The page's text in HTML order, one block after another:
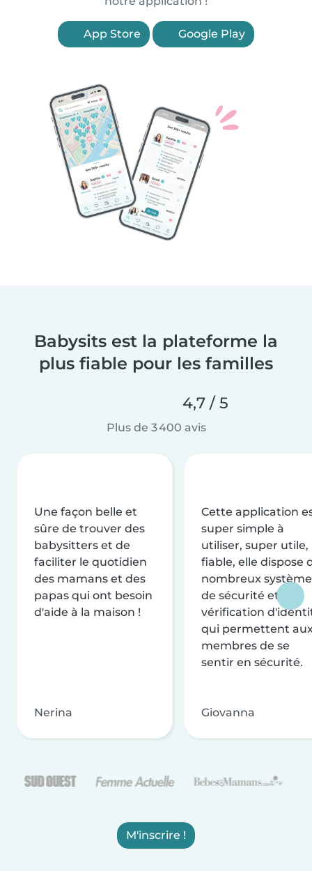
App Store Google Play
Babysits est la plateforme la
plus fiable pour les familles
4,7 / 5
Plus de 3 400 avis
Une façon belle et
sûre de trouver des
babysitters et de
faciliter le quotidien
des mamans et des
papas qui ont besoin
d'aide à la maison !
Nerina
Cette application
super simple à
utiliser, super utile,
fiable, elle dispose
nombreux
de sécurité et de
vérification
qui permettent
membres de se
sentir en sécurité.
Giovanna
M'inscrire !